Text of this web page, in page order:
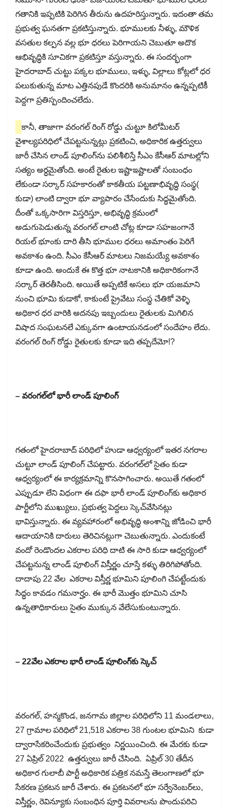
గతానికి ఇప్పటికి పెరిగిన తీరును ఉదహరిస్తున్నారు. ఇదంతా తమ
ప్రభుత్వ ఘనతగా ప్రకటిస్తున్నారు. భూములకు నీళ్ళు, మౌళిక
వసతుల కల్పన వల్ల భూ ధరలు పెరిగాయని చెబుతూ అదొక
ఆభివృద్ధికి సూచికగా ప్రకటిస్తూ వస్తున్నారు. ఈ సందర్భంగా
హైదరాబాద్​ చుట్టు పక్కల భూములు, ఇళ్ళు, విల్లాలు కోట్లలో ధర
పలుకుతున్న మాట ఎత్తినపుడే కొందరికి అనుమానం ఉన్నప్పటికీ
పెద్దగా ప్రతిస్పందించలేదు.
కానీ, తాజాగా వరంగల్​ రింగ్​ రోడ్డు చుట్టూ కిలోమీటర్​
వైశాల్యపరిధిలో చేపట్టనున్నట్లు ప్రకటించి, అధికారిక ఉత్తర్వులు
జారీ చేసిన లాండ్​ పూలింగ్​ను పలిశీలిస్తే సీఎం కేసీఆర్​ మాటల్లోని
సత్యం అర్ధమైతోంది. అంటే రైతుల ఇష్టాఇష్టాలతో సంబంధం
లేకుండా సర్కార్​ సహకారంతో కాకతీయ పట్టణాభివృద్ధి సంస్థ(
కుడా) లాంటి ద్వారా భూ వ్యాపారం చేసేందుకు సిద్ధమైతోంది.
దీంతో ఒక్కసారిగా విస్తరిస్తూ, అభివృద్ధి క్రమంలో
అడుగుపెడుతున్న వరంగల్​ లాంటి చోట్ల కూడా సహజంగానే
రియల్​ భూంకు దారి తీసి భూముల ధరలు అమాంతం పెరిగే
అవకాశం ఉంది. సీఎం కేసీఆర్​ మాటలు నిజమయ్యే అవకాశం
కూడా ఉంది. అందుకే ఈ కొత్త భూ నాటకానికి అధికారికంగానే
సర్కార్​ తెరతీసింది. అయితే అప్పటికే అసలు భూ యజమాని
నుంచి భూమి కుడాకో, కాకుంటే ప్రైవేటు సంస్థ చేతికో వెళ్ళి
అధికార ధర వారికి అదనపు ఇబ్బందులు రైతులకు మిగిలిన
విషాద సంఘటనలే ఎక్కువగా ఉంటాయనడంలో సందేహం లేదు.
వరంగల్​ రింగ్​ రోడ్డు రైతులకు కూడా ఇది తప్పదేమో!?
– వరంగల్​లో భారీ లాండ్​ పూలింగ్​
గతంలో హైదరాబాద్​ పరిధిలో హుడా ఆధ్వర్యంలో ఇతర నగరాల
చుట్టూ లాండ్​ పూలింగ్​ చేపట్టారు. వరంగల్​లో సైతం కుడా
ఆధ్వర్యంలో ఈ కార్యక్రమాన్ని కొనసాగించారు. అయితే గతంలో
ఎప్పుడూ లేని విధంగా ఈ దఫా భారీ లాండ్​ పూలింగ్​కు అధికార
పార్టీలోని ముఖ్యులు, ప్రభుత్వ పెద్దలు స్కెచ్​వేసినట్లు
భావిస్తున్నారు. ఈ వ్యవహారంలో అభివృద్ధి అంశాన్ని జోడించి భారీ
ఆదాయానికి దారులు తెరిచినట్లుగా చెబుతున్నారు. ఎందుకంటే
వందో రెండొందల ఎకరాల పరిధి దాటి ఈ సారి కుడా ఆధ్వర్యంలో
చేపట్టనున్న లాండ్​ పూలింగ్​ విస్తీర్ణం చూస్తే కళ్ళు తిరిగిపోతోంది.
దాదాపు 22 వేల ఎకరాల విస్తీర్ణ భూమిని పూలింగి చేపట్టేందుకు
సిద్ధం కావడం గమనార్హం. ఈ భారీ మొత్తం భూమిని చూసి
ఉన్నతాధికారులు సైతం ముక్కున వేలేసుకుంటున్నారు.
– 22వేల ఎకరాల భారీ లాండ్​ పూలింగ్​కు స్కెచ్​
వరంగల్​, హన్మకొండ, జనగామ జిల్లాల పరిధిలోని 11 మండలాలు,
27 గ్రామాల పరిధిలో 21,518 ఎకరాల 38 గుంటల భూమిని కుడా
ద్వారాసేకరించేందుకు ప్రభుత్వం నిర్ణయించింది. ఈ మేరకు కుడా
27 ఏప్రిల్​ 2022 ఉత్తర్వులు జారీ చేసింది. ఏప్రిల్​ 30 తేదీన
అధికార గులాబీ పార్టీ అధికారిక పత్రిక నమస్తే తెలంగాణలో భూ
సేకరణ ప్రకటన జారీ చేశారు. ఈ ప్రకటనలో భూ సర్వేనెంబర్​లు,
విస్తీర్ణం, రెవిన్యూకు సంబంధిన పూర్తి వివరాలను పొందుపరిచి